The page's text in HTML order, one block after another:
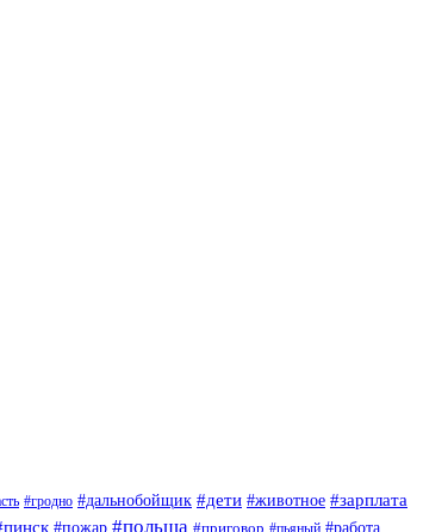
#гродно #дальнобойщик #дети #животное #зарплата
#пожар #польша #приговор #пьяный #работа